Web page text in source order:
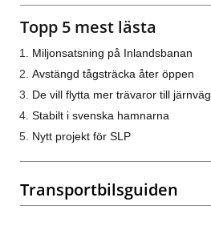
Topp 5 mest lästa
Miljonsatsning på Inlandsbanan
Avstängd tågsträcka åter öppen
De vill flytta mer trävaror till järnväg
Stabilt i svenska hamnarna
Nytt projekt för SLP
Transportbilsguiden